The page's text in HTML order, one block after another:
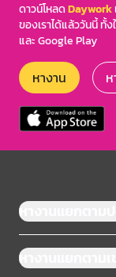
ดาวน์โหลดDaywork
ของเราได้แล้ววันนี้ ทั้
และ Google Play
หางาน
หางานแยกตามป
หางานแยกตามเ